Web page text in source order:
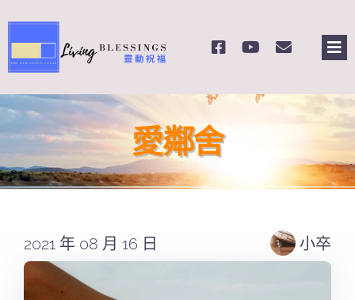
to
content
關於我們
奉獻支持
課程報名
Search
愛鄰舍
2021 年 08 月 16 日 小卒